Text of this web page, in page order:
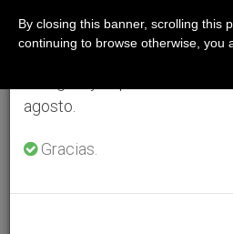
agosto.
Gracias.
By closing this banner, scrolling this
continuing to browse otherwise, you